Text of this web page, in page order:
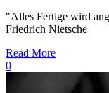
"Alles Fertige wird
Friedrich Nietsche
Read More
0